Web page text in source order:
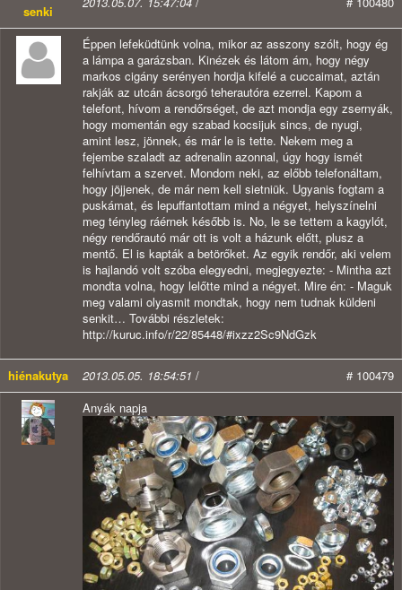
senki
Éppen lefeküdtünk volna, mikor az asszony szólt, hogy ég
a lámpa a garázsban. Kinézek és látom ám, hogy négy
markos cigány serényen hordja kifelé a cuccaimat, aztán
rakják az utcán ácsorgó teherautóra ezerrel. Kapom a
telefont, hívom a rendőrséget, de azt mondja egy zsernyák,
hogy momentán egy szabad kocsijuk sincs, de nyugi,
amint lesz, jönnek, és már le is tette. Nekem meg a
fejembe szaladt az adrenalin azonnal, úgy hogy ismét
felhívtam a szervet. Mondom neki, az előbb telefonáltam,
hogy jöjjenek, de már nem kell sietniük. Ugyanis fogtam a
puskámat, és lepuffantottam mind a négyet, helyszínelni
meg tényleg ráérnek később is. No, le se tettem a kagylót,
négy rendőrautó már ott is volt a házunk előtt, plusz a
mentő. El is kapták a betörőket. Az egyik rendőr, aki velem
is hajlandó volt szóba elegyedni, megjegyezte: - Mintha azt
mondta volna, hogy lelőtte mind a négyet. Mire én: - Maguk
meg valami olyasmit mondtak, hogy nem tudnak küldeni
senkit… További részletek:
http://kuruc.info/r/22/85448/#ixzz2Sc9NdGzk
hiénakutya 2013.05.05. 18:54:51 /
# 100479
Anyák napja